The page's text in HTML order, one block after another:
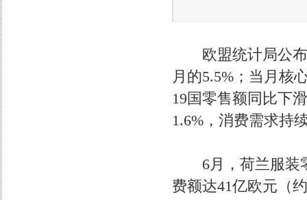
欧盟统计局公布
月的5.5%；当月核
19国零售额同比下
1.6%，消费需求持
6月，荷兰服装零
费额达41亿欧元（